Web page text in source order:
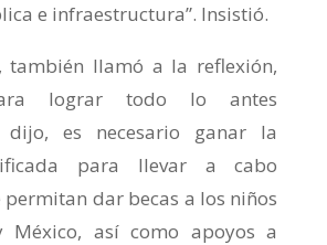
e infraestructura”. Insistió.
también llamó a la reflexión,
lograr todo lo antes
dijo, es necesario ganar la
para llevar a cabo
dar becas a los niños
así como apoyos a